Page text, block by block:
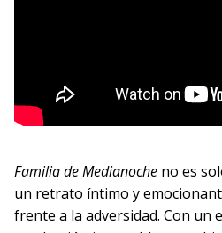
Familia de Medianoche no es
un retrato íntimo y
frente a la adversidad. Con un